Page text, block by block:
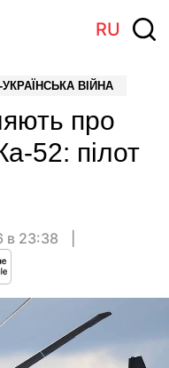
RU
ВІЙНА
про
52: пілот
в 23:38